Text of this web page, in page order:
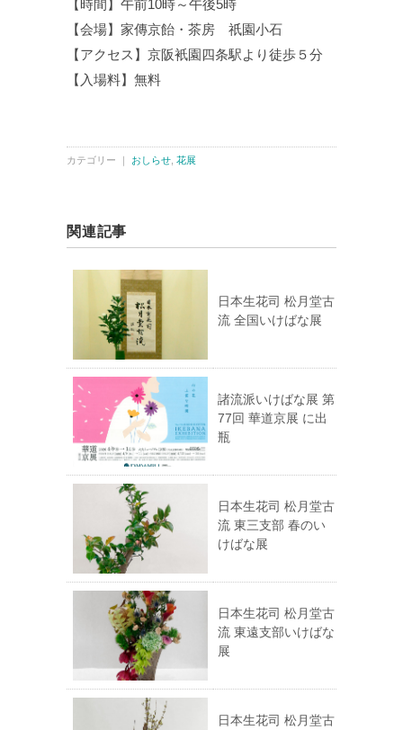
【時間】午前10時～午後5時
【会場】家傳京飴・茶房 祇園小石
【アクセス】京阪衹園四条駅より徒歩５分
【入場料】無料
カテゴリー ｜ おしらせ 花展
関連記事
日本生花司 松月堂古
流 全国いけばな展
諸流派いけばな展 第
77回 華道京展 に出
瓶
日本生花司 松月堂古
流 東三支部 春のい
けばな展
日本生花司 松月堂古
流 東遠支部いけばな
展
日本生花司 松月堂古